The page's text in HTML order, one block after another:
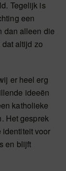
Tegelijk is
een
dan alleen die
altijd zo
er heel erg
ideeën
katholieke
Het gesprek
voor
en blijft